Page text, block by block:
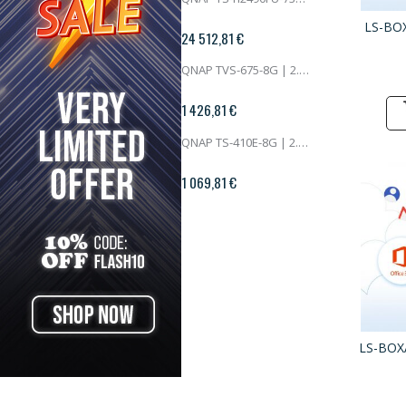
LS-
LS-
24 512,81 €
QNAP TVS-675-8G | 2.5GbE, 6-Bay, 8-Core ZhaoXin CPU, 8GB RAM, M.2 Slots, PCIe Slots, SMB NAS
1 426,81 €
QNAP TS-410E-8G | 2.5GbE, 4-Bay 2.5" SSD, Intel CPU, 8GB RAM, Silent NAS
1 069,81 € 6